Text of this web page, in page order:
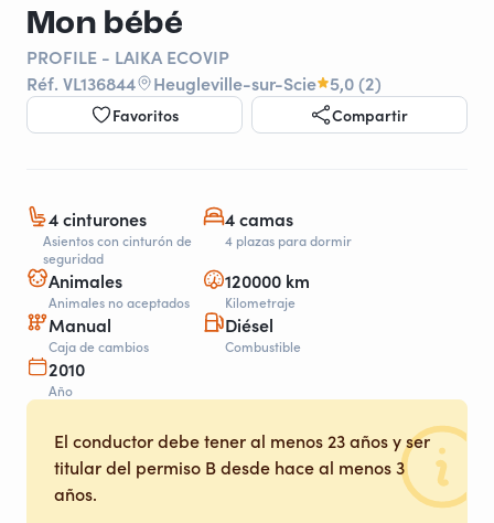
Mon bébé
PROFILE - LAIKA ECOVIP
Réf. VL136844
Heugleville-sur-Scie 5,0 (2)
Favoritos Compartir
4 cinturones
Asientos con cinturón de
seguridad
4 camas
4 plazas para dormir
Animales
Animales no aceptados
120000 km
Kilometraje
Manual
Caja de cambios
Diésel
Combustible
2010
Año
El conductor debe tener al menos 23 años y ser
titular del permiso B desde hace al menos 3
años.